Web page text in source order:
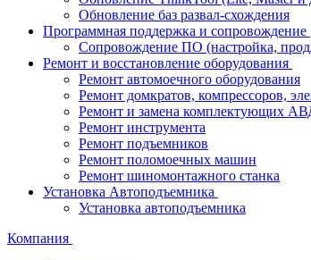
Обновление баз развал-схождения
Программная поддержка и сопровождение
Сопровождение ПО (настройка,
Ремонт и восстановление оборудования
Ремонт автомоечного оборудования
Ремонт домкратов, компрессоров,
Ремонт и замена комплектующих
Ремонт инструмента
Ремонт подъемников
Ремонт поломоечных машин
Ремонт шиномонтажного станка
Установка Автоподъемника
Установка автоподъемника
Компания